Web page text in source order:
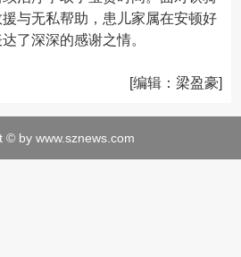
与无私帮助，患儿家属在安顿好
了深深的感谢之情。
[编辑：梁盈豪]
© by www.sznews.com